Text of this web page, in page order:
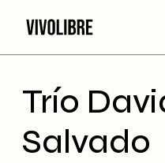
Trío
Salvado